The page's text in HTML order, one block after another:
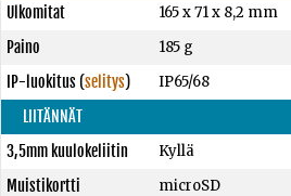
Ulkomitat
165 x 71 x 8,2 mm
Paino
185 g
IP-luokitus(selitys)
IP65/68
LIITÄNNÄT
3,5mm kuulokeliitin
Kyllä
Muistikortti
microSD